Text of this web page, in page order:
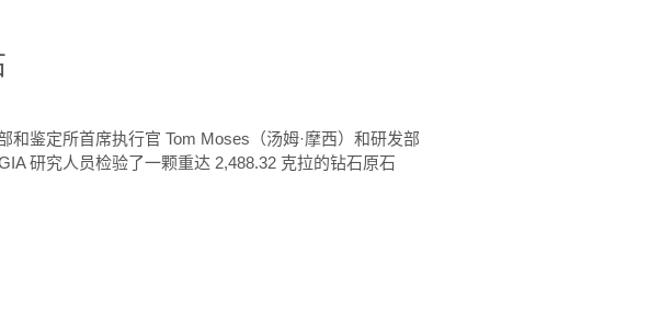
和鉴定所首席执行官 Tom Moses（汤姆·摩西）和研发部
研究人员检验了一颗重达 2,488.32 克拉的钻石原石